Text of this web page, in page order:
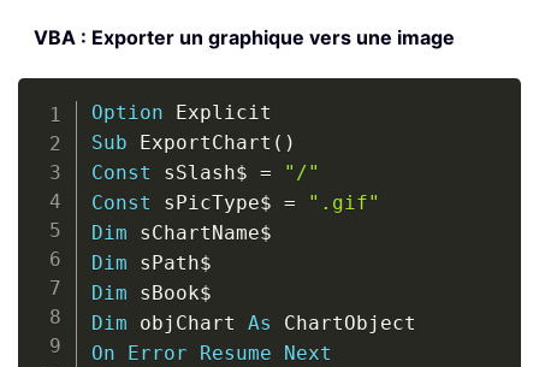
VBA : Exporter un graphique vers une image
Option
Sub ExportChart ( )
Const sSlash$ =
"/"
Const sPicType$ =
".gif"
Dim sChartName$
Dim sPath$
Dim sBook$
Dim objChart As
On
Error Resume
Next